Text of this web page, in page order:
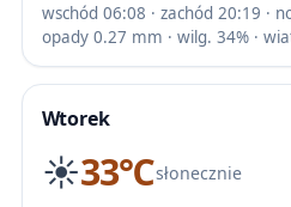
wschód 06:08 · zachód 20:19 ·
opady 0.27 mm · wilg. 34% ·
Wtorek
☀️33℃słonecznie